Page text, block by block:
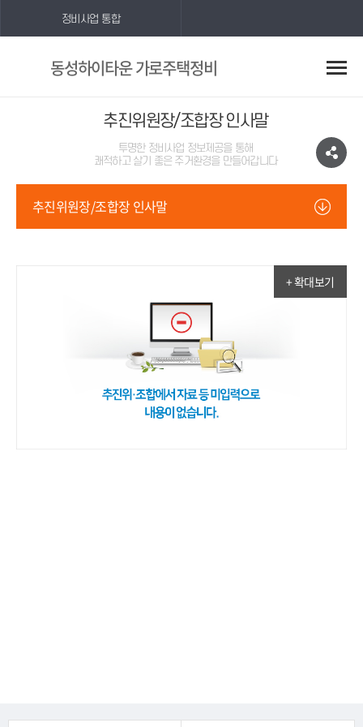
정비사업 통합
동성하이타운 가로주택정비
추진위원장/조합장 인사말
투명한 정비사업 정보제공을 통해
쾌적하고 살기 좋은 주거환경을 만들어갑니다
추진위원장/조합장 인사말
+ 확대보기